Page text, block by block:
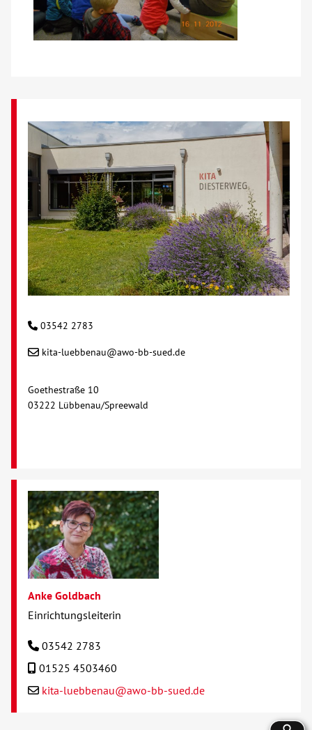
Ausbildung
Kontakt
AWO BB Süd
03542 2783
kita-luebbenau@awo-bb-sued.de
Goethestraße 10
03222 Lübbenau/Spreewald
Anke Goldbach
Einrichtungsleiterin
03542 2783
01525 4503460
kita-luebbenau@awo-bb-sued.de